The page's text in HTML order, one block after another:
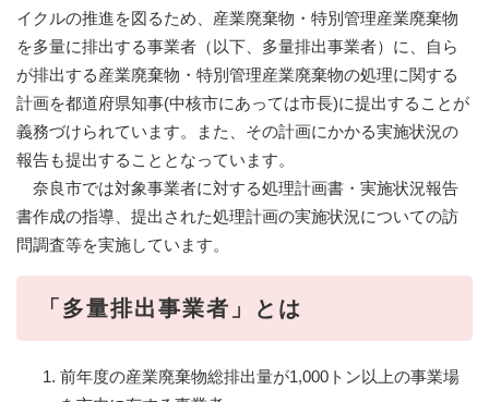
イクルの推進を図るため、産業廃棄物・特別管理産業廃棄物
を多量に排出する事業者（以下、多量排出事業者）に、自ら
が排出する産業廃棄物・特別管理産業廃棄物の処理に関する
計画を都道府県知事(中核市にあっては市長)に提出することが
義務づけられています。また、その計画にかかる実施状況の
報告も提出することとなっています。
奈良市では対象事業者に対する処理計画書・実施状況報告
書作成の指導、提出された処理計画の実施状況についての訪
問調査等を実施しています。
「多量排出事業者」とは
前年度の産業廃棄物総排出量が1,000トン以上の事業場